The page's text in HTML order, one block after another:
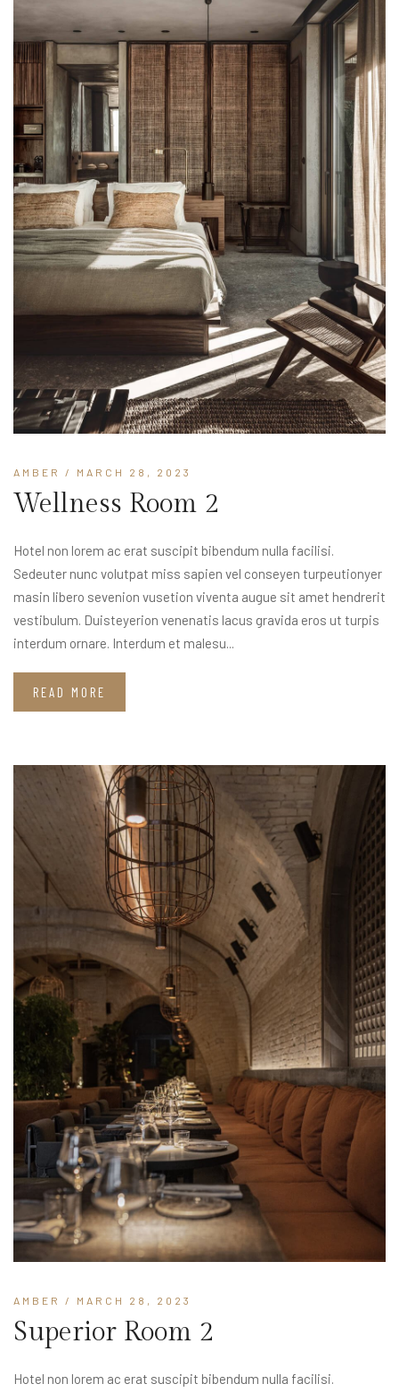
AMBER / MARCH 28, 2023
Wellness Room 2
Hotel non lorem ac erat suscipit bibendum nulla facilisi.
Sedeuter nunc volutpat miss sapien vel conseyen turpeutionyer
masin libero sevenion vusetion viventa augue sit amet hendrerit
vestibulum. Duisteyerion venenatis lacus gravida eros ut turpis
interdum ornare. Interdum et malesu...
READ MORE
AMBER / MARCH 28, 2023
Superior Room 2
Hotel non lorem ac erat suscipit bibendum nulla facilisi.